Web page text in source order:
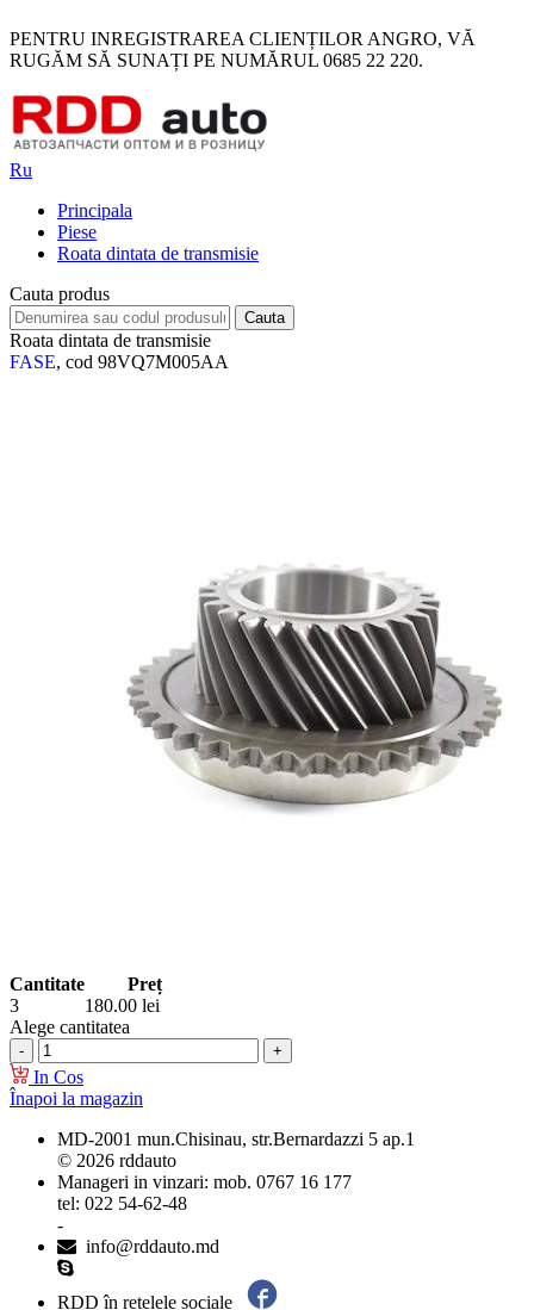
PENTRU INREGISTRAREA CLIENȚILOR ANGRO, VĂ
RUGĂM SĂ SUNAȚI PE NUMĂRUL 0685 22 220.
Ru
Principala
Piese
Roata dintata de transmisie
Cauta produs
Roata dintata de transmisie
FASE, cod 98VQ7M005AA
Cantitate
Preț
3
180.00 lei
Alege cantitatea
In Cos
Înapoi la magazin
MD-2001 mun.Chisinau, str.Bernardazzi 5 ap.1
© 2026 rddauto
Manageri in vinzari: mob. 0767 16 177
tel: 022 54-62-48
-
info@rddauto.md
RDD în rețelele sociale